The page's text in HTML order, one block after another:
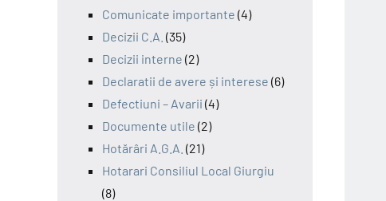
Comunicate importante (4)
Decizii C.A. (35)
Decizii interne (2)
Declaratii de avere și interese (6)
Defectiuni – Avarii (4)
Documente utile (2)
Hotărâri A.G.A. (21)
Hotarari Consiliul Local Giurgiu
(8)